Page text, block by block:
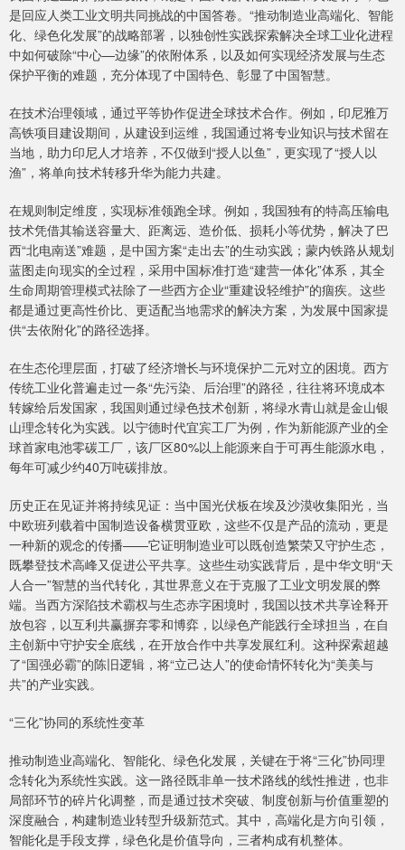
是回应人类工业文明共同挑战的中国答卷。“推动制造业高端化、智能
化、绿色化发展”的战略部署，以独创性实践探索解决全球工业化进程
中如何破除“中心—边缘”的依附体系，以及如何实现经济发展与生态
保护平衡的难题，充分体现了中国特色、彰显了中国智慧。
在技术治理领域，通过平等协作促进全球技术合作。例如，印尼雅万
高铁项目建设期间，从建设到运维，我国通过将专业知识与技术留在
当地，助力印尼人才培养，不仅做到“授人以鱼”，更实现了“授人以
渔”，将单向技术转移升华为能力共建。
在规则制定维度，实现标准领跑全球。例如，我国独有的特高压输电
技术凭借其输送容量大、距离远、造价低、损耗小等优势，解决了巴
西“北电南送”难题，是中国方案“走出去”的生动实践；蒙内铁路从规划
蓝图走向现实的全过程，采用中国标准打造“建营一体化”体系，其全
生命周期管理模式祛除了一些西方企业“重建设轻维护”的痼疾。这些
都是通过更高性价比、更适配当地需求的解决方案，为发展中国家提
供“去依附化”的路径选择。
在生态伦理层面，打破了经济增长与环境保护二元对立的困境。西方
传统工业化普遍走过一条“先污染、后治理”的路径，往往将环境成本
转嫁给后发国家，我国则通过绿色技术创新，将绿水青山就是金山银
山理念转化为实践。以宁德时代宜宾工厂为例，作为新能源产业的全
球首家电池零碳工厂，该厂区80%以上能源来自于可再生能源水电，
每年可减少约40万吨碳排放。
历史正在见证并将持续见证：当中国光伏板在埃及沙漠收集阳光，当
中欧班列载着中国制造设备横贯亚欧，这些不仅是产品的流动，更是
一种新的观念的传播——它证明制造业可以既创造繁荣又守护生态，
既攀登技术高峰又促进公平共享。这些生动实践背后，是中华文明“天
人合一”智慧的当代转化，其世界意义在于克服了工业文明发展的弊
端。当西方深陷技术霸权与生态赤字困境时，我国以技术共享诠释开
放包容，以互利共赢摒弃零和博弈，以绿色产能践行全球担当，在自
主创新中守护安全底线，在开放合作中共享发展红利。这种探索超越
了“国强必霸”的陈旧逻辑，将“立己达人”的使命情怀转化为“美美与
共”的产业实践。
“三化”协同的系统性变革
推动制造业高端化、智能化、绿色化发展，关键在于将“三化”协同理
念转化为系统性实践。这一路径既非单一技术路线的线性推进，也非
局部环节的碎片化调整，而是通过技术突破、制度创新与价值重塑的
深度融合，构建制造业转型升级新范式。其中，高端化是方向引领，
智能化是手段支撑，绿色化是价值导向，三者构成有机整体。